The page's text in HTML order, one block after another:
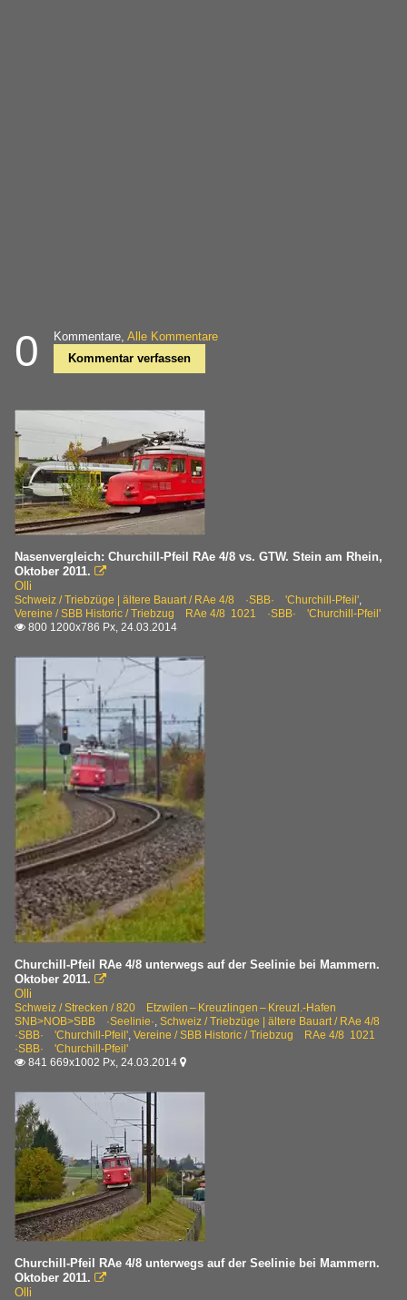
0 Kommentare, Alle Kommentare
Kommentar verfassen
Nasenvergleich: Churchill-Pfeil RAe 4/8 vs. GTW. Stein am Rhein,
Oktober 2011. 
Olli
Schweiz / Triebzüge | ältere Bauart / RAe 4/8 ·SBB· 'Churchill-Pfeil',
Vereine / SBB Historic / Triebzug RAe 4/8 1021 ·SBB· 'Churchill-Pfeil'
 800 1200x786 Px, 24.03.2014
Churchill-Pfeil RAe 4/8 unterwegs auf der Seelinie bei Mammern.
Oktober 2011. 
Olli
Schweiz / Strecken / 820 Etzwilen – Kreuzlingen – Kreuzl.-Hafen
SNB>NOB>SBB ·Seelinie·, Schweiz / Triebzüge | ältere Bauart / RAe 4/8
·SBB· 'Churchill-Pfeil', Vereine / SBB Historic / Triebzug RAe 4/8 1021
·SBB· 'Churchill-Pfeil'
 841 669x1002 Px, 24.03.2014 
Churchill-Pfeil RAe 4/8 unterwegs auf der Seelinie bei Mammern.
Oktober 2011. 
Olli